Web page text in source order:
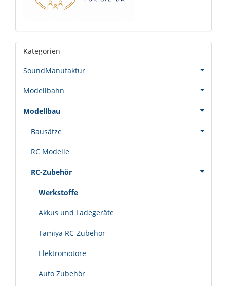
Kategorien
SoundManufaktur
Modellbahn
Modellbau
Bausätze
RC Modelle
RC-Zubehör
Werkstoffe
Akkus und Ladegeräte
Tamiya RC-Zubehör
Elektromotore
Auto Zubehör